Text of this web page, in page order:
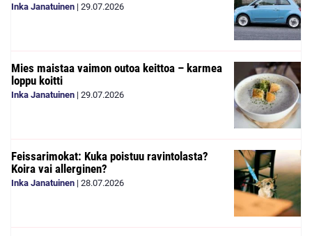
Inka Janatuinen | 29.07.2026
Mies maistaa vaimon outoa keittoa – karmea
loppu koitti
Inka Janatuinen | 29.07.2026
Feissarimokat: Kuka poistuu ravintolasta?
Koira vai allerginen?
Inka Janatuinen | 28.07.2026